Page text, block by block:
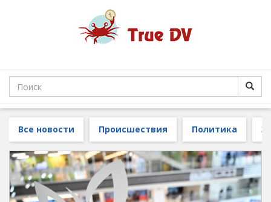
Все новости Происшествия Политика